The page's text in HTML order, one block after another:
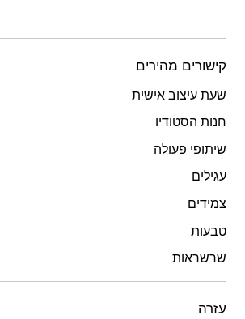
קישורים מהירים
שעת עיצוב אישית
חנות הסטודיו
שיתופי פעולה
עגילים
צמידים
טבעות
שרשראות
עזרה